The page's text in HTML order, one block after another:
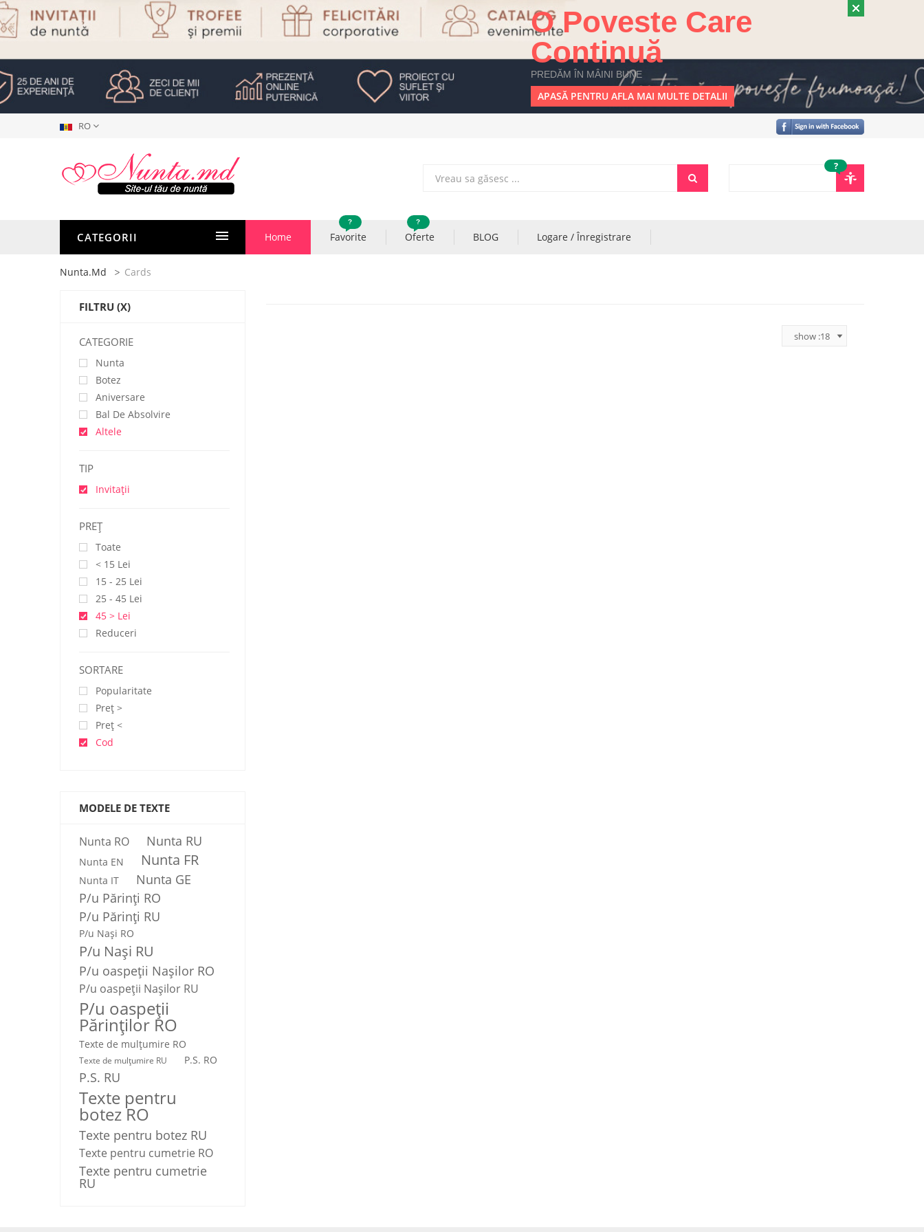
O Poveste Care
Continuă
PREDĂM ÎN MÂINI BUNE
APASĂ PENTRU AFLA MAI MULTE DETALII
RO
?
CATEGORII Home Favorite
?
Oferte
?
BLOG Logare / Înregistrare
Nunta.md Cards
FILTRU (X)
CATEGORIE
Nunta
Botez
Aniversare
Bal De Absolvire
Altele
TIP
Invitații
PREŢ
Toate
< 15 Lei
15 - 25 Lei
25 - 45 Lei
45 > Lei
Reduceri
SORTARE
Popularitate
Preţ >
Preţ <
Cod
MODELE DE TEXTE
Nunta RO Nunta RU
Nunta EN Nunta FR
Nunta IT
Nunta GE
P/u Părinți RO
P/u Părinți RU
P/u Nași RO
P/u Nași RU
P/u oaspeții Nașilor RO
P/u oaspeții Nașilor RU
P/u oaspeţii
Părinţilor RO
Texte de mulţumire RO
Texte de mulţumire RU P.S. RO
P.S. RU
Texte pentru
botez RO
Texte pentru botez RU
Texte pentru cumetrie RO
Texte pentru cumetrie
RU